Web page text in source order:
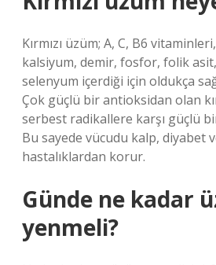
Kırmızı üzüm; A, C, B6
kalsiyum, demir, fosfor, folik
selenyum içerdiği için oldukça
Çok güçlü bir antioksidan olan
serbest radikallere karşı güçlü
Bu sayede vücudu kalp, diyabet
hastalıklardan korur.
Günde ne kadar
yenmeli?